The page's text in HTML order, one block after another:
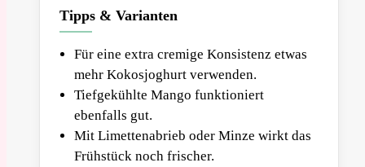
Tipps & Varianten
Für eine extra cremige Konsistenz etwas
mehr Kokosjoghurt verwenden.
Tiefgekühlte Mango funktioniert
ebenfalls gut.
Mit Limettenabrieb oder Minze wirkt das
Frühstück noch frischer.